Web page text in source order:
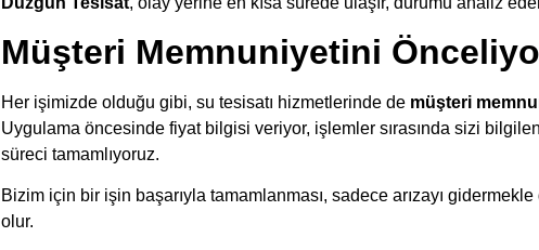
Müşteri Memnuniyetini
Her işimizde olduğu gibi, su tesisatı hizmetlerinde de müşteri
Uygulama öncesinde fiyat bilgisi veriyor, işlemler sırasında sizi
süreci tamamlıyoruz.
Bizim için bir işin başarıyla tamamlanması, sadece arızayı
olur.